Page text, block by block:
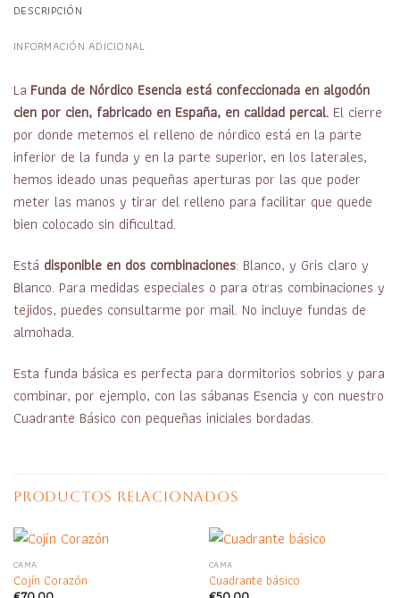
DESCRIPCIÓN
INFORMACIÓN ADICIONAL
La Funda de Nórdico Esencia está confeccionada en algodón
cien por cien, fabricado en España, en calidad percal. El cierre
por donde metemos el relleno de nórdico está en la parte
inferior de la funda y en la parte superior, en los laterales,
hemos ideado unas pequeñas aperturas por las que poder
meter las manos y tirar del relleno para facilitar que quede
bien colocado sin dificultad.
Está disponible en dos combinaciones: Blanco, y Gris claro y
Blanco. Para medidas especiales o para otras combinaciones y
tejidos, puedes consultarme por mail. No incluye fundas de
almohada.
Esta funda básica es perfecta para dormitorios sobrios y para
combinar, por ejemplo, con las sábanas Esencia y con nuestro
Cuadrante Básico con pequeñas iniciales bordadas.
PRODUCTOS RELACIONADOS
CAMA
Cojín Corazón
CAMA
Cuadrante básico